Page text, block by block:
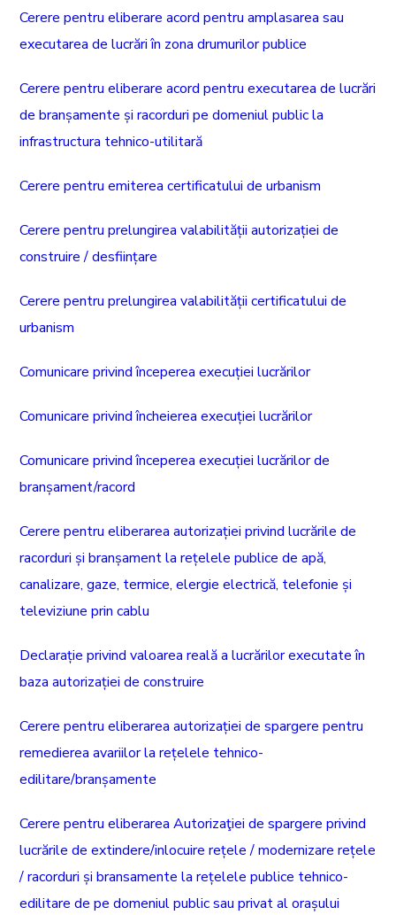
Cerere pentru eliberare acord pentru amplasarea sau
executarea de lucrări în zona drumurilor publice
Cerere pentru eliberare acord pentru executarea de lucrări
de branșamente și racorduri pe domeniul public la
infrastructura tehnico-utilitară
Cerere pentru emiterea certificatului de urbanism
Cerere pentru prelungirea valabilității autorizației de
construire / desființare
Cerere pentru prelungirea valabilității certificatului de
urbanism
Comunicare privind începerea execuției lucrărilor
Comunicare privind încheierea execuției lucrărilor
Comunicare privind începerea execuției lucrărilor de
branșament/racord
Cerere pentru eliberarea autorizației privind lucrările de
racorduri și branșament la rețelele publice de apă,
canalizare, gaze, termice, elergie electrică, telefonie și
televiziune prin cablu
Declarație privind valoarea reală a lucrărilor executate în
baza autorizației de construire
Cerere pentru eliberarea autorizației de spargere pentru
remedierea avariilor la rețelele tehnico-
edilitare/branșamente
Cerere pentru eliberarea Autorizaţiei de spargere privind
lucrările de extindere/inlocuire rețele / modernizare rețele
/ racorduri și bransamente la rețelele publice tehnico-
edilitare de pe domeniul public sau privat al orașului